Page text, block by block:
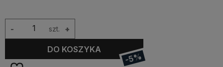
szt. +
-
DO KOSZYKA
-5%